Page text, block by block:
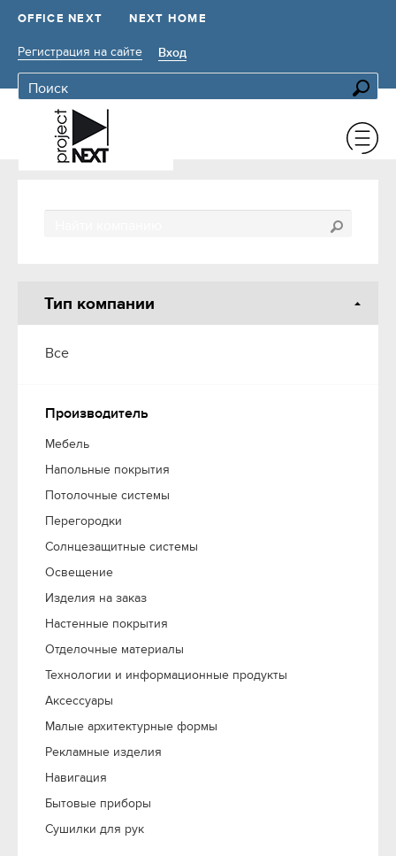
OFFICE NEXT NEXT HOME
Регистрация на сайте Вход
Тип компании
Все
Производитель
Мебель
Напольные покрытия
Потолочные системы
Перегородки
Солнцезащитные системы
Освещение
Изделия на заказ
Настенные покрытия
Отделочные материалы
Технологии и информационные продукты
Аксессуары
Малые архитектурные формы
Рекламные изделия
Навигация
Бытовые приборы
Сушилки для рук